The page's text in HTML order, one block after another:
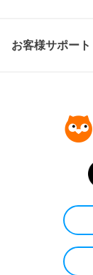
お客様サポート